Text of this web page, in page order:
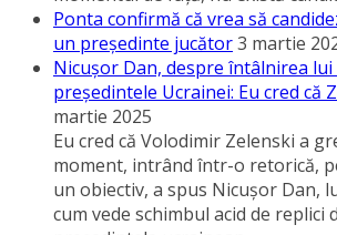
Ponta confirmă că vrea să
un preşedinte jucător3 martie
Nicuşor Dan, despre întâlnirea
preşedintele Ucrainei: Eu cred că
martie 2025
Eu cred că Volodimir Zelenski a
moment, intrând într-o retorică,
un obiectiv, a spus Nicuşor Dan,
cum vede schimbul acid de replici